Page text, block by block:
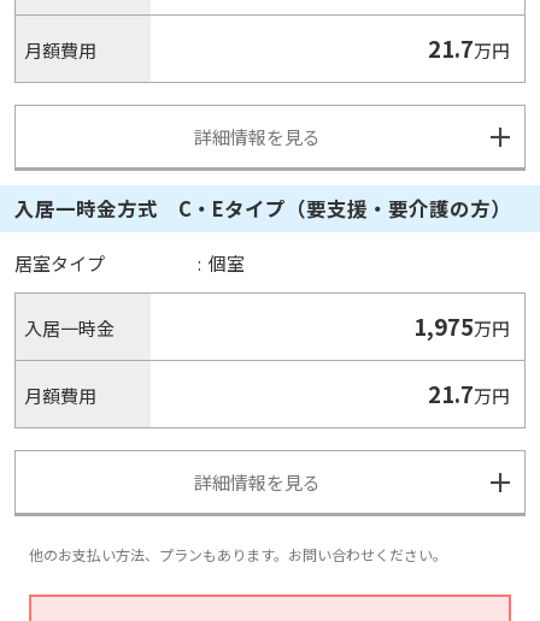
月額費用 21.7万円
詳細情報を見る
入居一時金方式 C・Eタイプ（要支援・要介護の方）
居室タイプ : 個室
入居一時金 1,975万円
月額費用 21.7万円
詳細情報を見る
他のお支払い方法、プランもあります。お問い合わせください。